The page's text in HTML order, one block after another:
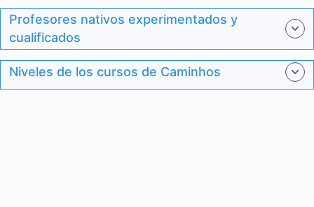
Profesores nativos experimentados y
cualificados
Niveles de los cursos de Caminhos